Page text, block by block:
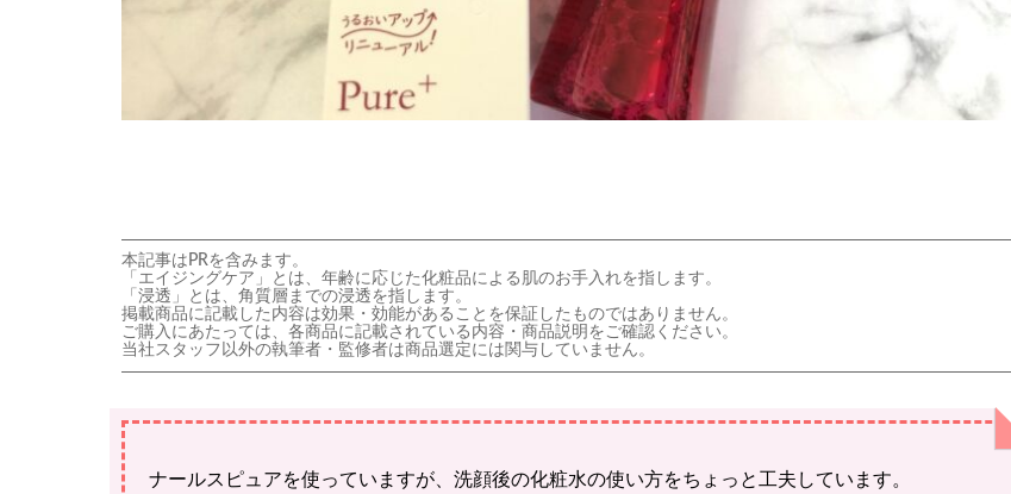
本記事はPRを含みます。
「エイジングケア」とは、年齢に応じた化粧品による肌のお手入れを指します。
「浸透」とは、角質層までの浸透を指します。
掲載商品に記載した内容は効果・効能があることを保証したものではありません。
ご購入にあたっては、各商品に記載されている内容・商品説明をご確認ください。
当社スタッフ以外の執筆者・監修者は商品選定には関与していません。
ナールスピュアを使っていますが、洗顔後の化粧水の使い方をちょっと工夫しています。